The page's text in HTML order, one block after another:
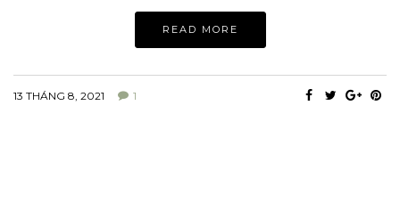
READ MORE
13 THÁNG 8, 2021 1